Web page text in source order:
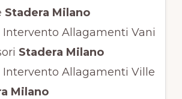
Stadera Milano
Intervento Allagamenti Vani
Stadera Milano
Intervento Allagamenti Ville
Milano